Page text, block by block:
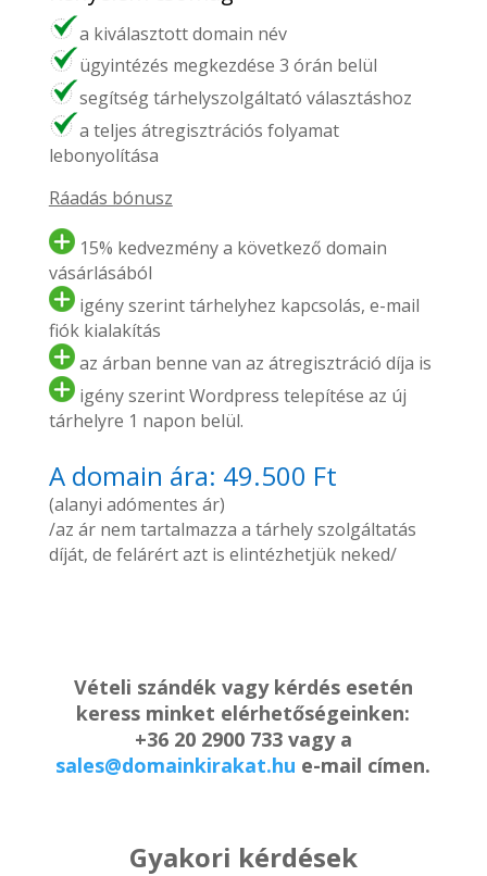
a kiválasztott domain név
ügyintézés megkezdése 3 órán belül
segítség tárhelyszolgáltató választáshoz
a teljes átregisztrációs folyamat
lebonyolítása
Ráadás bónusz
15% kedvezmény a következő domain
vásárlásából
igény szerint tárhelyhez kapcsolás, e-mail
fiók kialakítás
az árban benne van az átregisztráció díja is
igény szerint Wordpress telepítése az új
tárhelyre 1 napon belül.
A domain ára: 49.500 Ft
(alanyi adómentes ár)
/az ár nem tartalmazza a tárhely szolgáltatás
díját, de felárért azt is elintézhetjük neked/
Vételi szándék vagy kérdés esetén
keress minket elérhetőségeinken:
+36 20 2900 733 vagy a
sales@domainkirakat.hu e-mail címen.
Gyakori kérdések